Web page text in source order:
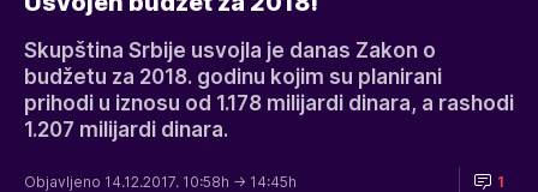
Skupština Srbije usvojla je danas Zakon o
budžetu za 2018. godinu kojim su planirani
prihodi u iznosu od 1.178 milijardi dinara, a rashodi
1.207 milijardi dinara.
Objavljeno 14.12.2017. 10:58h → 14:45h 1